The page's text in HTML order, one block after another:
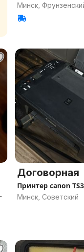
Минск,
Договорная
Принтер canon
Минск, Советский